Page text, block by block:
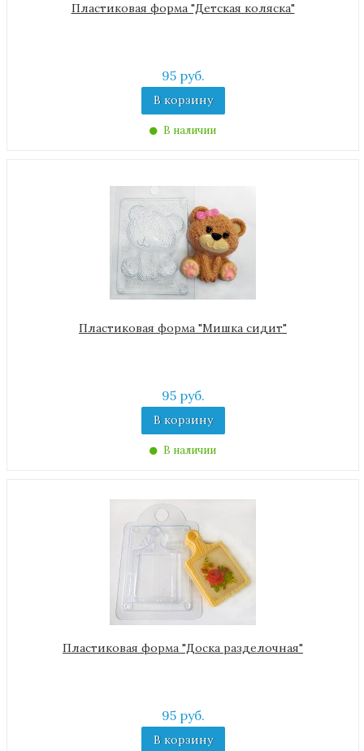
Пластиковая форма "Детская коляска"
95 руб.
В корзину
В наличии
Пластиковая форма "Мишка сидит"
95 руб.
В корзину
В наличии
Пластиковая форма "Доска разделочная"
95 руб.
В корзину